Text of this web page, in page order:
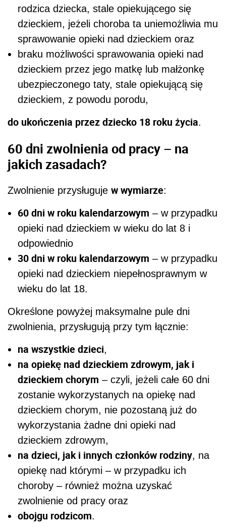
rodzica dziecka, stale opiekującego się
dzieckiem, jeżeli choroba ta uniemożliwia mu
sprawowanie opieki nad dzieckiem oraz
braku możliwości sprawowania opieki nad
dzieckiem przez jego matkę lub małżonkę
ubezpieczonego taty, stale opiekującą się
dzieckiem, z powodu porodu,
do ukończenia przez dziecko 18 roku życia.
60 dni zwolnienia od pracy – na
jakich zasadach?
Zwolnienie przysługuje w wymiarze:
60 dni w roku kalendarzowym – w przypadku
opieki nad dzieckiem w wieku do lat 8 i
odpowiednio
30 dni w roku kalendarzowym – w przypadku
opieki nad dzieckiem niepełnosprawnym w
wieku do lat 18.
Określone powyżej maksymalne pule dni
zwolnienia, przysługują przy tym łącznie:
na wszystkie dzieci,
na opiekę nad dzieckiem zdrowym, jak i
dzieckiem chorym – czyli, jeżeli całe 60 dni
zostanie wykorzystanych na opiekę nad
dzieckiem chorym, nie pozostaną już do
wykorzystania żadne dni opieki nad
dzieckiem zdrowym,
na dzieci, jak i innych członków rodziny, na
opiekę nad którymi – w przypadku ich
choroby – również można uzyskać
zwolnienie od pracy oraz
obojgu rodzicom.